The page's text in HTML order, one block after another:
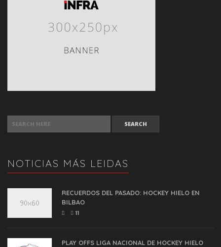
NOTICIAS MÁS LEIDAS
RECUERDOS DEL PASADO: HOCKEY HIELO EN
BILBAO
11
PLAY OFFS LIGA NACIONAL DE HOCKEY HIELO